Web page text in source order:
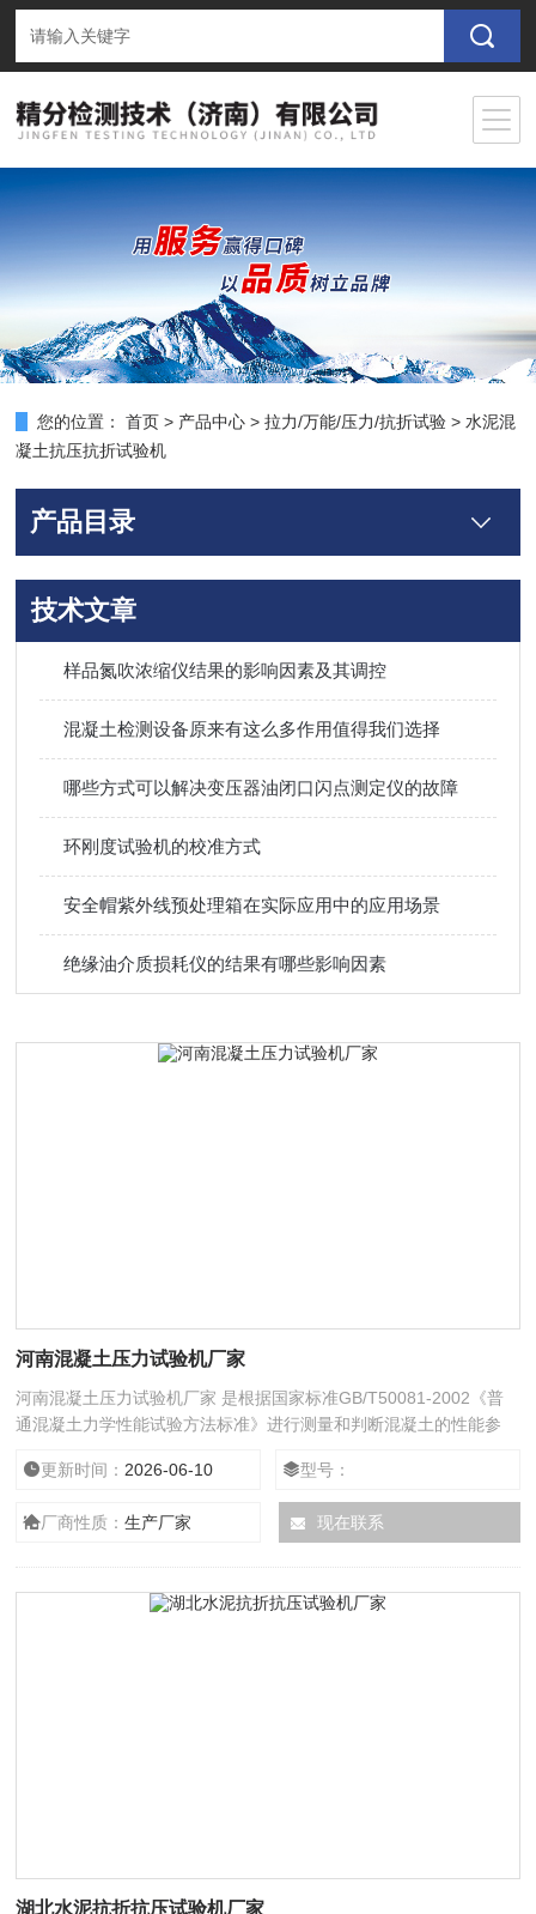
您的位置： 首页 > 产品中心 >拉力/万能/压力/抗折试验 >水泥混
凝土抗压抗折试验机
产品目录
技术文章
样品氮吹浓缩仪结果的影响因素及其调控
混凝土检测设备原来有这么多作用值得我们选择
哪些方式可以解决变压器油闭口闪点测定仪的故障
环刚度试验机的校准方式
安全帽紫外线预处理箱在实际应用中的应用场景
绝缘油介质损耗仪的结果有哪些影响因素
河南混凝土压力试验机厂家
河南混凝土压力试验机厂家 是根据国家标准GB/T50081-2002《普
通混凝土力学性能试验方法标准》进行测量和判断混凝土的性能参
更新时间： 2026-06-10 型号：
厂商性质：生产厂家 现在联系
湖北水泥抗折抗压试验机厂家